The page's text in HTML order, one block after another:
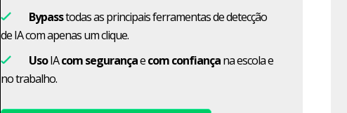
Bypasstodas as principais ferramentas de detecção
de IA com apenas um clique.
UsoIAcom segurançaecom confiançana escola e
no trabalho.